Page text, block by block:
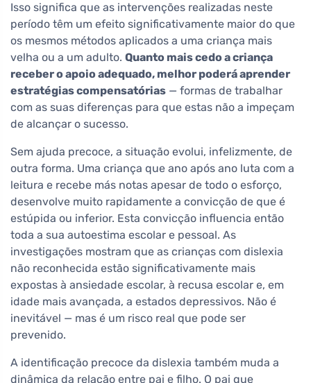
Isso significa que as intervenções realizadas neste
período têm um efeito significativamente maior do que
os mesmos métodos aplicados a uma criança mais
velha ou a um adulto. Quanto mais cedo a criança
receber o apoio adequado, melhor poderá aprender
estratégias compensatórias — formas de trabalhar
com as suas diferenças para que estas não a impeçam
de alcançar o sucesso.
Sem ajuda precoce, a situação evolui, infelizmente, de
outra forma. Uma criança que ano após ano luta com a
leitura e recebe más notas apesar de todo o esforço,
desenvolve muito rapidamente a convicção de que é
estúpida ou inferior. Esta convicção influencia então
toda a sua autoestima escolar e pessoal. As
investigações mostram que as crianças com dislexia
não reconhecida estão significativamente mais
expostas à ansiedade escolar, à recusa escolar e, em
idade mais avançada, a estados depressivos. Não é
inevitável — mas é um risco real que pode ser
prevenido.
A identificação precoce da dislexia também muda a
dinâmica da relação entre pai e filho. O pai que